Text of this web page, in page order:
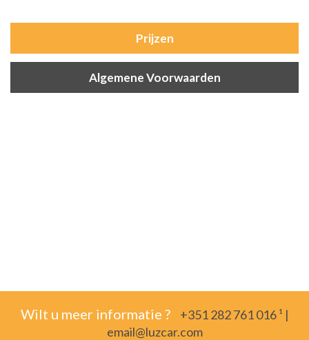
Prijzen
Algemene Voorwaarden
Wilt u meer informatie ? +351 282 761 016 ¹ |
email@luzcar.com